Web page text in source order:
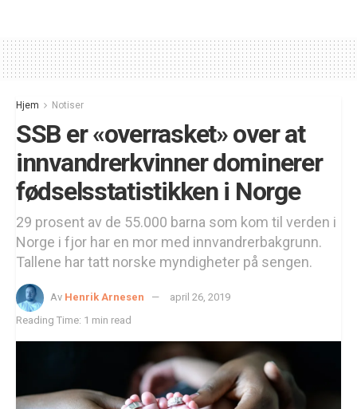
Hjem Notiser
SSB er «overrasket» over at
innvandrerkvinner dominerer
fødselsstatistikken i Norge
29 prosent av de 55.000 barna som kom til verden i
Norge i fjor har en mor med innvandrerbakgrunn.
Tallene har tatt norske myndigheter på sengen.
Av Henrik Arnesen
april 26, 2019
Reading Time: 1 min read